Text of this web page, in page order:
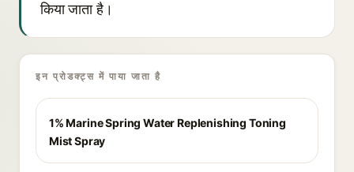
किया जाता है।
इन प्रोडक्ट्स में पाया जाता है
1% Marine Spring Water Replenishing Toning
Mist Spray